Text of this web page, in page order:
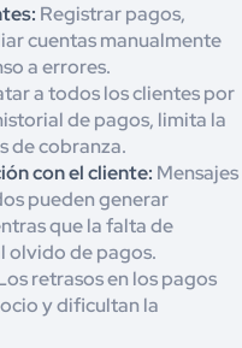
Registrar pagos,
cuentas manualmente
a errores.
a todos los clientes por
de pagos, limita la
de cobranza.
con el cliente: Mensajes
pueden generar
que la falta de
olvido de pagos.
retrasos en los pagos
y dificultan la